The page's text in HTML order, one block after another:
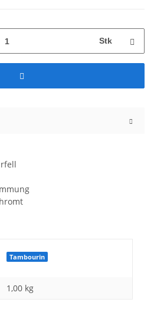
Stk
Tambourin
1,00 kg